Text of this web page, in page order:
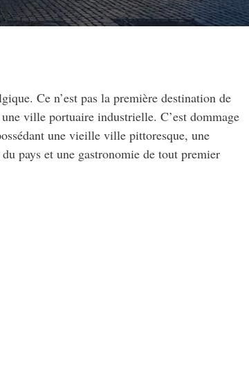
Ce n’est pas la première destination de
ville portuaire industrielle. C’est dommage
une vieille ville pittoresque, une
pays et une gastronomie de tout premier